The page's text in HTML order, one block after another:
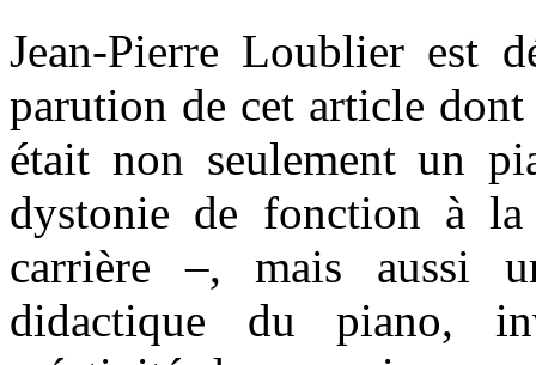
Jean-Pierre Loublier est
parution de cet article
était non seulement un
dystonie de fonction à
carrière –, mais aussi
didactique du piano,